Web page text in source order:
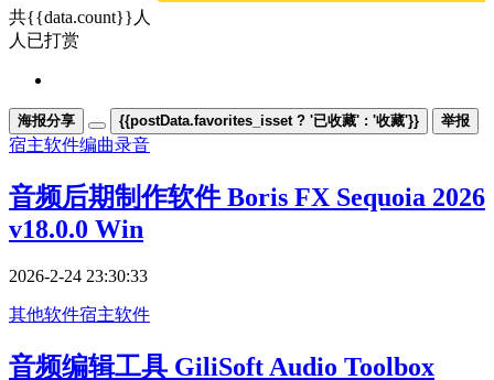
共{{data.count}}人
人已打赏
海报分享 {{postData.favorites_isset ? '已收藏' : '收藏'}} 举报
宿主软件编曲录音
音频后期制作软件 Boris FX Sequoia 2026
v18.0.0 Win
2026-2-24 23:30:33
其他软件宿主软件
音频编辑工具 GiliSoft Audio Toolbox